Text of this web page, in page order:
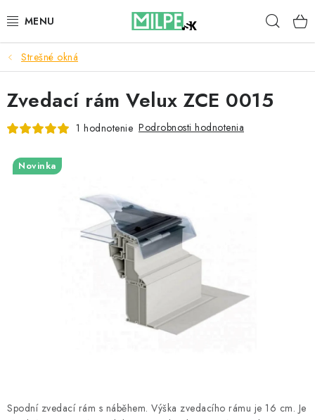
na
STREŠNÉ OKNÁ
PODKROVNÉ SCHODY
DOM A ZÁHRADA
STAVBA
Reklamace a vrácení zboží
Podmínky ochrany osobních údajů
Obchodní podmínky
Strešné okná
Spodní zvedací rám s náběhem. Výška zvedacího rámu je 16 cm. Je
Zvedací rám Velux ZCE 0015
1 hodnotenie Podrobnosti hodnotenia
Novinka